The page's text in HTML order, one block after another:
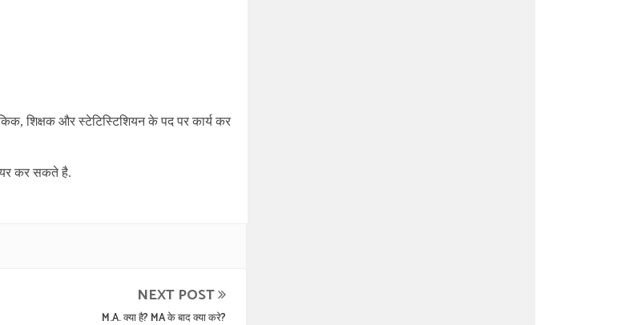
,शिक्षक और स्टेटिस्टिशियन के पद पर कार्य कर
कर सकते है.
NEXT POST
M.A. क्या है? MA के बाद क्या करे?